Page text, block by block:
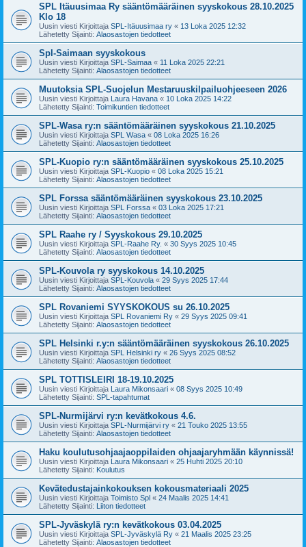
SPL Itäuusimaa Ry sääntömääräinen syyskokous 28.10.2025
Klo 18
Uusin viesti Kirjoittaja SPL-Itäuusimaa ry « 13 Loka 2025 12:32
Lähetetty Sijainti: Alaosastojen tiedotteet
Spl-Saimaan syyskokous
Uusin viesti Kirjoittaja SPL-Saimaa « 11 Loka 2025 22:21
Lähetetty Sijainti: Alaosastojen tiedotteet
Muutoksia SPL-Suojelun Mestaruuskilpailuohjeeseen 2026
Uusin viesti Kirjoittaja Laura Havana « 10 Loka 2025 14:22
Lähetetty Sijainti: Toimikuntien tiedotteet
SPL-Wasa ry:n sääntömääräinen syyskokous 21.10.2025
Uusin viesti Kirjoittaja SPL Wasa « 08 Loka 2025 16:26
Lähetetty Sijainti: Alaosastojen tiedotteet
SPL-Kuopio ry:n sääntömääräinen syyskokous 25.10.2025
Uusin viesti Kirjoittaja SPL-Kuopio « 08 Loka 2025 15:21
Lähetetty Sijainti: Alaosastojen tiedotteet
SPL Forssa sääntömääräinen syyskokous 23.10.2025
Uusin viesti Kirjoittaja SPL Forssa « 03 Loka 2025 17:21
Lähetetty Sijainti: Alaosastojen tiedotteet
SPL Raahe ry / Syyskokous 29.10.2025
Uusin viesti Kirjoittaja SPL-Raahe Ry. « 30 Syys 2025 10:45
Lähetetty Sijainti: Alaosastojen tiedotteet
SPL-Kouvola ry syyskokous 14.10.2025
Uusin viesti Kirjoittaja SPL-Kouvola « 29 Syys 2025 17:44
Lähetetty Sijainti: Alaosastojen tiedotteet
SPL Rovaniemi SYYSKOKOUS su 26.10.2025
Uusin viesti Kirjoittaja SPL Rovaniemi Ry « 29 Syys 2025 09:41
Lähetetty Sijainti: Alaosastojen tiedotteet
SPL Helsinki r.y:n sääntömääräinen syyskokous 26.10.2025
Uusin viesti Kirjoittaja SPL Helsinki ry « 26 Syys 2025 08:52
Lähetetty Sijainti: Alaosastojen tiedotteet
SPL TOTTISLEIRI 18-19.10.2025
Uusin viesti Kirjoittaja Laura Mikonsaari « 08 Syys 2025 10:49
Lähetetty Sijainti: SPL-tapahtumat
SPL-Nurmijärvi ry:n kevätkokous 4.6.
Uusin viesti Kirjoittaja SPL-Nurmijärvi ry « 21 Touko 2025 13:55
Lähetetty Sijainti: Alaosastojen tiedotteet
Haku koulutusohjaajaoppilaiden ohjaajaryhmään käynnissä!
Uusin viesti Kirjoittaja Laura Mikonsaari « 25 Huhti 2025 20:10
Lähetetty Sijainti: Koulutus
Kevätedustajainkokouksen kokousmateriaali 2025
Uusin viesti Kirjoittaja Toimisto Spl « 24 Maalis 2025 14:41
Lähetetty Sijainti: Liiton tiedotteet
SPL-Jyväskylä ry:n kevätkokous 03.04.2025
Uusin viesti Kirjoittaja SPL-Jyväskylä Ry « 21 Maalis 2025 23:25
Lähetetty Sijainti: Alaosastojen tiedotteet